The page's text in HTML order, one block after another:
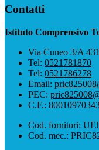
Contatti
Istituto Comprensivo
Via Cuneo 3/A
Tel: 0521781870
Tel: 0521786278
Email:
PEC:
C.F.:
Cod. fornitori:
Cod. mec.: